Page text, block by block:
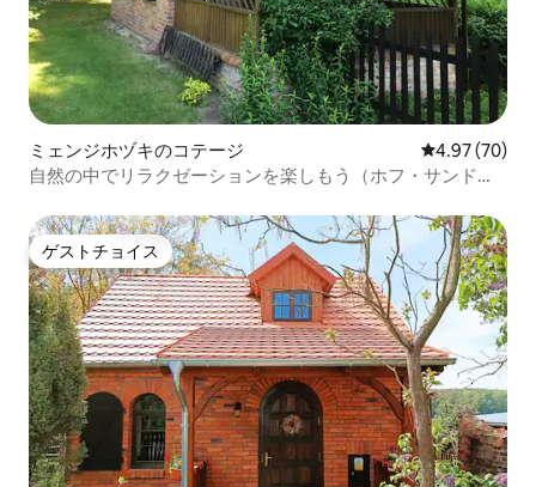
ミェンジホヅキのコテージ レビュー70
4.97 (70)
自然の中でリラクゼーションを楽しもう（ホフ・サンドゼ
ゲストチョイス
ゲストチョイス